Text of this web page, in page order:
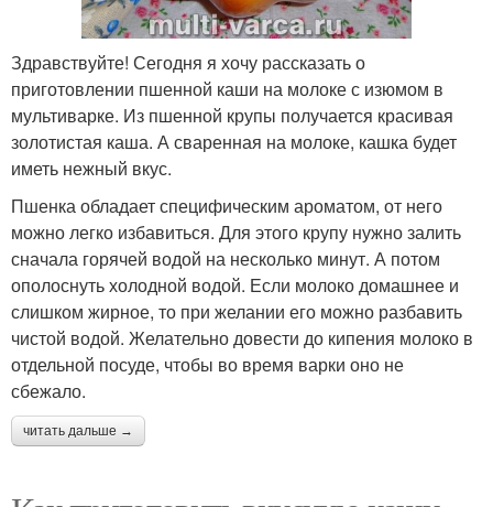
Здравствуйте! Сегодня я хочу рассказать о
приготовлении пшенной каши на молоке с изюмом в
мультиварке. Из пшенной крупы получается красивая
золотистая каша. А сваренная на молоке, кашка будет
иметь нежный вкус.
Пшенка обладает специфическим ароматом, от него
можно легко избавиться. Для этого крупу нужно залить
сначала горячей водой на несколько минут. А потом
ополоснуть холодной водой. Если молоко домашнее и
слишком жирное, то при желании его можно разбавить
чистой водой. Желательно довести до кипения молоко в
отдельной посуде, чтобы во время варки оно не
сбежало.
читать дальше →